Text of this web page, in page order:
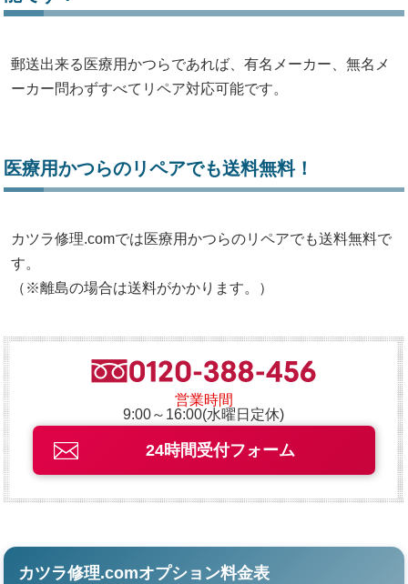
郵送出来る医療用かつらであれば、有名メーカー、無名メ
ーカー問わずすべてリペア対応可能です。
医療用かつらのリペアでも送料無料！
カツラ修理.comでは医療用かつらのリペアでも送料無料で
す。
（※離島の場合は送料がかかります。）
営業時間
9:00～16:00(水曜日定休)
24時間受付フォーム
カツラ修理.comオプション料金表